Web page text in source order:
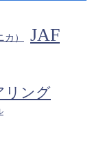
） JAF
リング